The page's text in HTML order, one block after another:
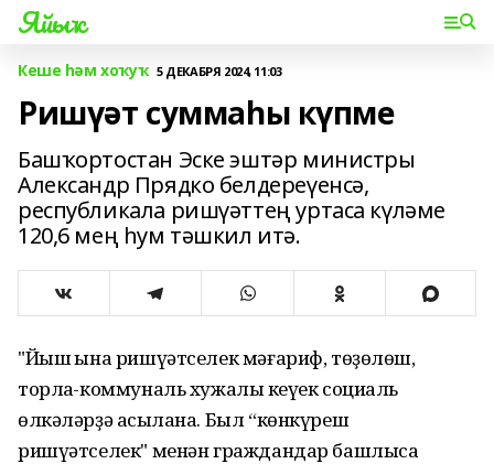
Яйыҡ
Кеше һәм хоҡуҡ 5 ДЕКАБРЯ 2024, 11:03
Ришүәт суммаһы күпме
Башҡортостан Эске эштәр министры
Александр Прядко белдереүенсә,
республикала ришүәттең уртаса күләме
120,6 мең һум тәшкил итә.
"Йыш ҡына ришүәтселек мәғариф, төҙөлөш,
торлаҡ-коммуналь хужалыҡ кеүек социаль
өлкәләрҙә асыҡлана. Был “көнкүреш
ришүәтселек" менән граждандар башлыса